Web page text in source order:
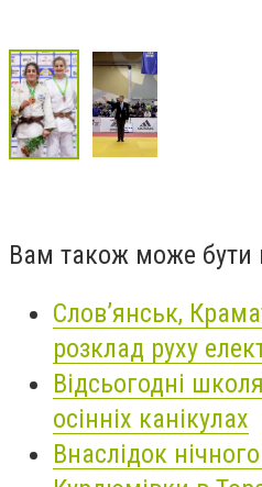
Вам також може бути
Слов’янськ,
розклад руху
Відсьогодні
осінніх канікулах
Внаслідок